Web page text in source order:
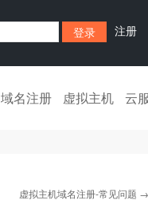
注册
域名注册 虚拟主机 云
虚拟主机域名注册-常见问题